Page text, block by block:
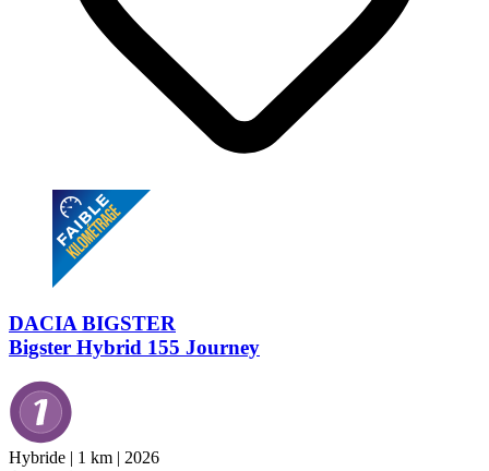
DACIA BIGSTER
Bigster Hybrid 155 Journey
Hybride | 1 km | 2026